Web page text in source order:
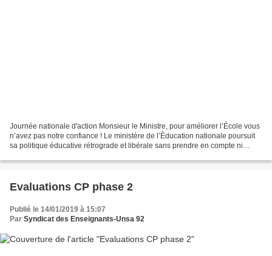
Journée nationale d'action Monsieur le Ministre, pour améliorer l’École vous
n’avez pas notre confiance ! Le ministère de l’Éducation nationale poursuit
sa politique éducative rétrograde et libérale sans prendre en compte ni
Evaluations CP phase 2
Publié le 14/01/2019 à 15:07
Par Syndicat des Enseignants-Unsa 92